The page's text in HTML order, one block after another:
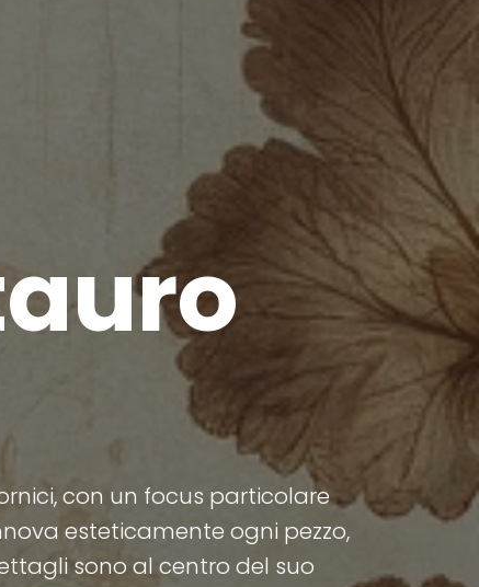
con un focus particolare
esteticamente ogni pezzo,
sono al centro del suo